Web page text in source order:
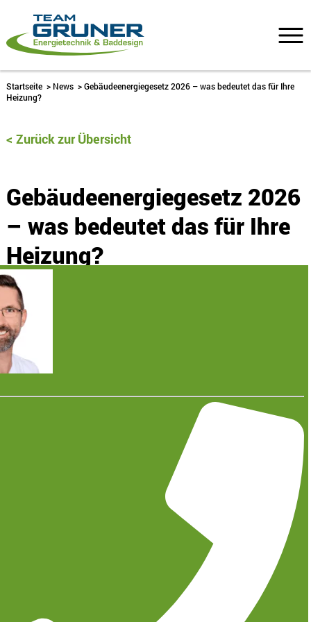
Startseite > News >Gebäudeenergiegesetz 2026 – was bedeutet das für Ihre
Heizung?
Zurück zur Übersicht
Gebäudeenergiegesetz 2026
– was bedeutet das für Ihre
Heizung?
6. März 2026
Mit den aktuellen Regelungen des Gebäudeenergiegesetzes
(GEG) verändern sich schrittweise die Anforderungen an neu
eingebaute Heizsysteme in Deutschland. Für Eigentümer von
Bestandsimmobilien, Bauherren und Gewerbetreibende ist es
daher wichtig zu verstehen, welche Regelungen künftig gelten
und welche Handlungsmöglichkeiten bestehen.